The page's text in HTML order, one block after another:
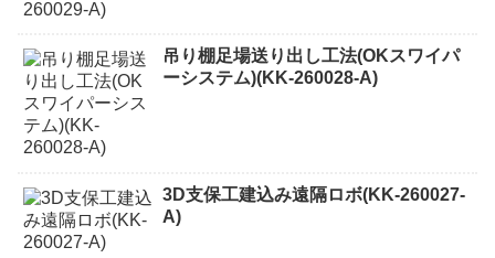
吊り棚足場送り出し工法(OKスワイパ
ーシステム)(KK-260028-A)
3D支保工建込み遠隔ロボ(KK-260027-
A)